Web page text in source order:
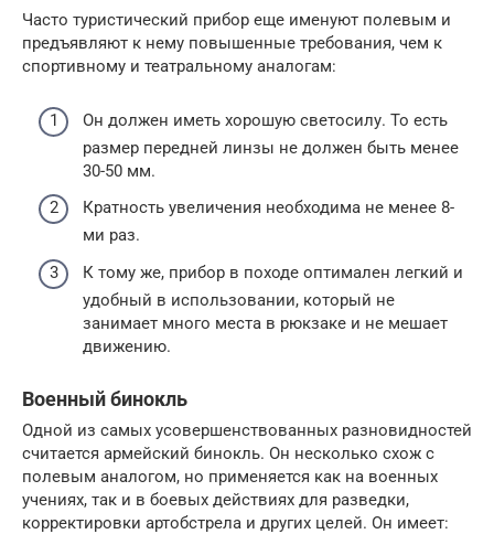
Часто туристический прибор еще именуют полевым и
предъявляют к нему повышенные требования, чем к
спортивному и театральному аналогам:
Он должен иметь хорошую светосилу. То есть
размер передней линзы не должен быть менее
30-50 мм.
Кратность увеличения необходима не менее 8-
ми раз.
К тому же, прибор в походе оптимален легкий и
удобный в использовании, который не
занимает много места в рюкзаке и не мешает
движению.
Военный бинокль
Одной из самых усовершенствованных разновидностей
считается армейский бинокль. Он несколько схож с
полевым аналогом, но применяется как на военных
учениях, так и в боевых действиях для разведки,
корректировки артобстрела и других целей. Он имеет: